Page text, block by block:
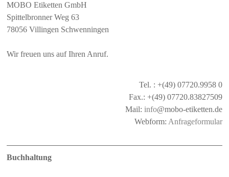
MOBO Etiketten GmbH
Spittelbronner Weg 63
78056 Villingen Schwenningen
Wir freuen uns auf Ihren Anruf.
Tel. : +(49) 07720.9958 0
Fax.: +(49) 07720.83827509
Mail: info@mobo-etiketten.de
Webform: Anfrageformular
Buchhaltung